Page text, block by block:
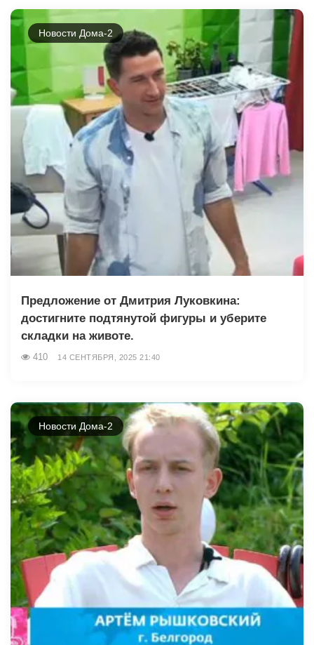
Новости Дома-2
Предложение от Дмитрия Луковкина:
достигните подтянутой фигуры и уберите
складки на животе.
410 14 СЕНТЯБРЯ, 2025 21:40
Новости Дома-2